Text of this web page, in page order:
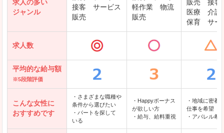
クリーデンス
テンプスタッフ
アパレル転職なび
求人の多い
ジャンル
接客 サービス
販売
軽作業 物流
販売
販売 接客
医療 介護
保育 サー
求人数
平均的な給与額
※5段階評価
こんな女性に
おすすめです
・さまざまな職種や
条件から選びたい
・パートを探して
いる
・Happyボーナス
が欲しい方
・給与、給料重視
・地域に密着
仕事を希望
・アパレル希